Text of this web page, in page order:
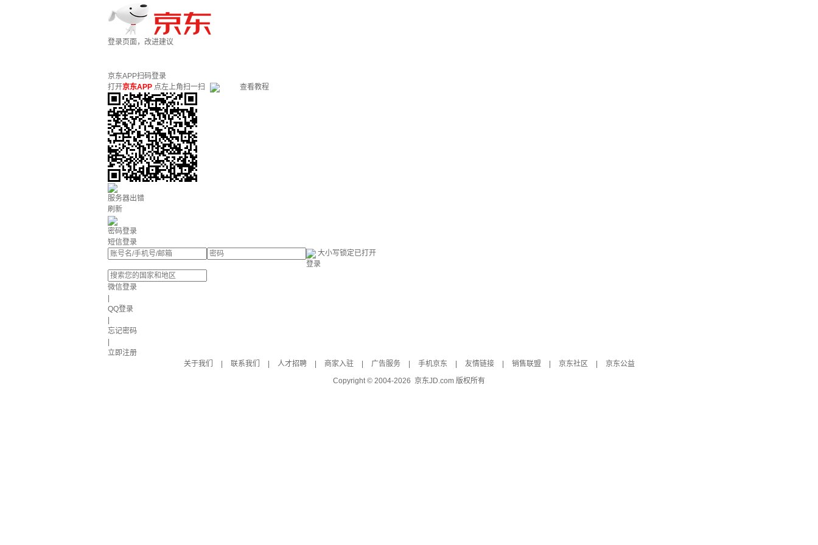
登录页面，改进建议
京东APP扫码登录
打开京东APP 点左上角扫一扫 查看教程
服务器出错
刷新
密码登录
短信登录
大小写锁定已打开
登录
微信登录
QQ登录
忘记密码
立即注册
关于我们
联系我们 人才招聘 商家入驻 广告服务 手机京东 友情链接 销售联盟 京东社区
京东公益
Copyright © 2004-2026 京东JD.com 版权所有